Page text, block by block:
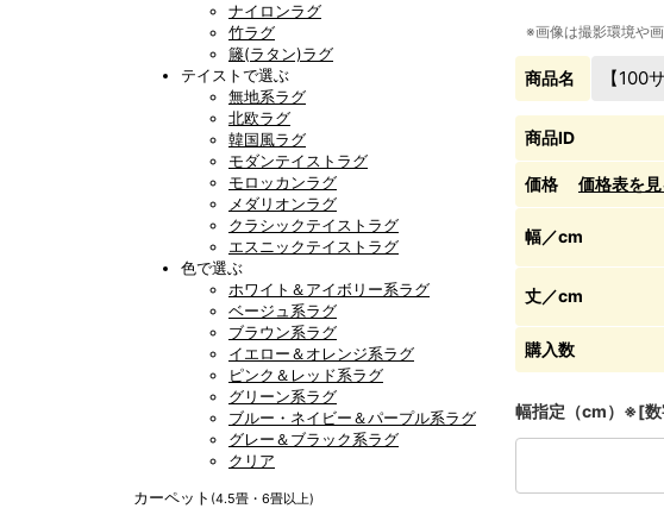
ナイロンラグ
竹ラグ
籐(ラタン)ラグ
テイストで選ぶ
無地系ラグ
北欧ラグ
韓国風ラグ
モダンテイストラグ
モロッカンラグ
メダリオンラグ
クラシックテイストラグ
エスニックテイストラグ
色で選ぶ
ホワイト＆アイボリー系ラグ
ベージュ系ラグ
ブラウン系ラグ
イエロー＆オレンジ系ラグ
ピンク＆レッド系ラグ
グリーン系ラグ
ブルー・ネイビー＆パープル系ラグ
グレー＆ブラック系ラグ
クリア
カーペット (4.5畳・6畳以上)
※画像は撮影環境や
商品名 【100
商品ID
価格 価格表を見
幅／cm
丈／cm
購入数
幅指定（cm）※[数